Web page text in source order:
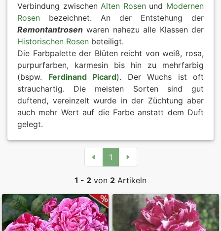
Verbindung zwischenAlten Rosenund Modernen
Rosen bezeichnet. An der Entstehung der
Remontantrosen waren nahezu alle Klassen der
Historischen Rosen beteiligt.
Die Farbpalette der Blüten reicht von weiß, rosa,
purpurfarben, karmesin bis hin zu mehrfarbig
(bspw. Ferdinand Picard). Der Wuchs ist oft
strauchartig. Die meisten Sorten sind gut
duftend, vereinzelt wurde in der Züchtung aber
auch mehr Wert auf die Farbe anstatt dem Duft
gelegt.
1
1 - 2 von 2 Artikeln